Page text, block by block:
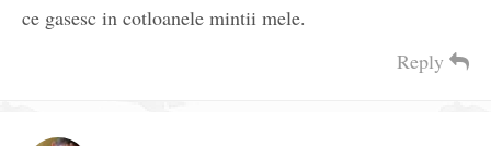
ce gasesc in cotloanele mintii mele.
Reply